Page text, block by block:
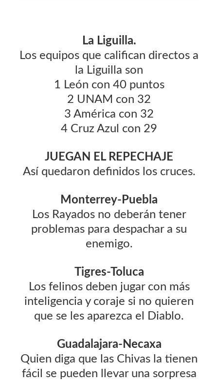
La Liguilla.
Los equipos que califican directos a
la Liguilla son
1 León con 40 puntos
2 UNAM con 32
3 América con 32
4 Cruz Azul con 29
JUEGAN EL REPECHAJE
Así quedaron definidos los cruces.
Monterrey-Puebla
Los Rayados no deberán tener
problemas para despachar a su
enemigo.
Tigres-Toluca
Los felinos deben jugar con más
inteligencia y coraje si no quieren
que se les aparezca el Diablo.
Guadalajara-Necaxa
Quien diga que las Chivas la tienen
fácil se pueden llevar una sorpresa